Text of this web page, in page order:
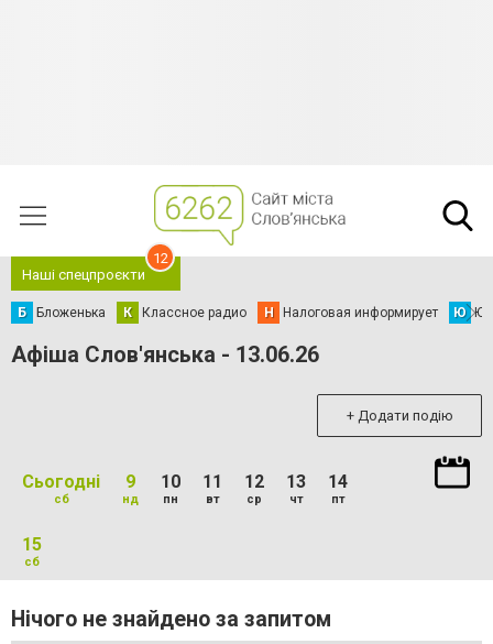
Наші спецпроєкти
12
Б Бложенька К Классное радио Н Налоговая информирует Ю
Афіша Слов'янська - 13.06.26
+ Додати подію
Сьогодні
сб
9
нд
10
пн
11
вт
12
ср
13
чт
14
пт
15
сб
Нічого не знайдено за запитом